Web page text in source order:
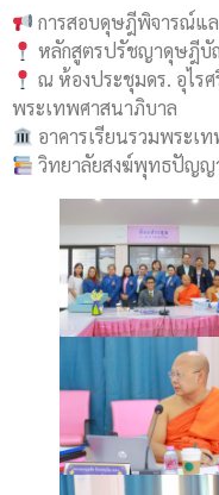
การสอบดุษฎีพิจารณ์แ
หลักสูตรปรัชญาดุษฎีบั
ณ ห้องประชุมดร. อุไร
พระเทพศาสนาภิบาล
อาคารเรียนรวมพระเ
วิทยาลัยสงฆ์พุทธปัญญ